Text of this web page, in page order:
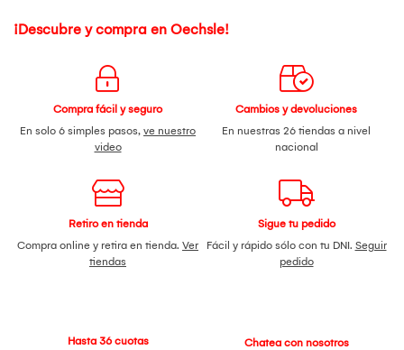
¡Descubre y compra en Oechsle!
Compra fácil y seguro
En solo 6 simples pasos, ve nuestro
video
Cambios y devoluciones
En nuestras 26 tiendas a nivel
nacional
Retiro en tienda
Compra online y retira en tienda. Ver
tiendas
Sigue tu pedido
Fácil y rápido sólo con tu DNI. Seguir
pedido
Hasta 36 cuotas
Chatea con nosotros